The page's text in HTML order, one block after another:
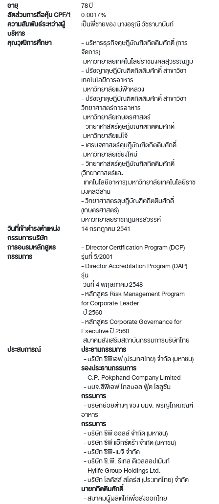
อายุ
78 ปี
สัดส่วนการถือหุ้น CPF/1
0.0017%
ความสัมพันธ์ระหว่างผู้
บริหาร
เป็นพี่ชายของ นางอรุณี วัชรานานันท์
คุณวุฒิการศึกษา
- บริหารธุรกิจดุษฎีบัณฑิตกิตติมศักดิ์ (การ
จัดการ)
มหาวิทยาลัยเทคโนโลยีราชมงคลสุวรรณภูมิ
- ปรัชญาดุษฎีบัณฑิตกิตติมศักดิ์ สาขาวิชา
เทคโนโลยีการอาหาร
มหาวิทยาลัยแม่ฟ้าหลวง
- ปรัชญาดุษฎีบัณฑิตกิตติมศักดิ์ สาขาวิชา
วิทยาศาสตร์การอาหาร
มหาวิทยาลัยเกษตรศาสตร์
- วิทยาศาสตร์ดุษฎีบัณฑิตกิตติมศักดิ์
มหาวิทยาลัยแม่โจ้
- เศรษฐศาสตร์ดุษฎีบัณฑิตกิตติมศักดิ์
มหาวิทยาลัยเชียงใหม่
- วิทยาศาสตร์ดุษฎีบัณฑิตกิตติมศักดิ์
(วิทยาศาสตร์และ
เทคโนโลยีอาหาร) มหาวิทยาลัยเทคโนโลยีราช
มงคลอีสาน
- วิทยาศาสตรดุษฎีบัณฑิตกิตติมศักดิ์
(เกษตรศาสตร์)
มหาวิทยาลัยราชภัฎนครสวรรค์
วันที่เข้าดำรงตำแหน่ง
กรรมการบริษัท
14 กรกฎาคม 2541
การอบรมหลักสูตร
กรรมการ
- Director Certification Program (DCP)
รุ่นที่ 5/2001
- Director Accreditation Program (DAP)
รุ่น
วันที่ 4 พฤษภาคม 2548
- หลักสูตร Risk Management Program
for Corporate Leader
ปี 2560
- หลักสูตร Corporate Governance for
Executive ปี 2560
สมาคมส่งเสริมสถาบันกรรมการบริษัทไทย
ประสบการณ์
ประธานกรรมการ
- บริษัท ซีพีเอฟ (ประเทศไทย) จำกัด (มหาชน)
รองประธานกรรมการ
- C.P. Pokphand Company Limited
- บมจ.ซีพีเอฟ โกลบอล ฟู้ด โซลูชั่น
กรรมการ
- บริษัทย่อยต่างๆ ของ บมจ. เจริญโภคภัณฑ์
อาหาร
กรรมการ
- บริษัท ซีพี ออลล์ จำกัด (มหาชน)
- บริษัท ซีพี แอ็กซ์ตร้า จำกัด (มหาชน)
- บริษัท ซีพี-เมจิ จำกัด
- บริษัท ซี.พี. รีเทล ดีเวลลอปเม้นท์
- Hylife Group Holdings Ltd.
- บริษัท โลตัสส์ สโตร์ส (ประเทศไทย) จำกัด
นายกกิตติมศักดิ์
- สมาคมผู้ผลิตไก่เพื่อส่งออกไทย